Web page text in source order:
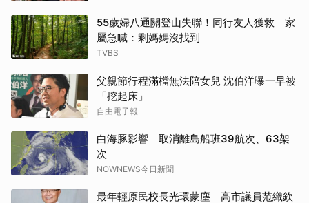
55歲婦八通關登山失聯！同行友人獲救 家
屬急喊：剩媽媽沒找到
TVBS
父親節行程滿檔無法陪女兒 沈伯洋曝一早被
「挖起床」
自由電子報
白海豚影響 取消離島船班39航次、63架
次
NOWNEWS今日新聞
最年輕原民校長光環蒙塵 高市議員范織欽